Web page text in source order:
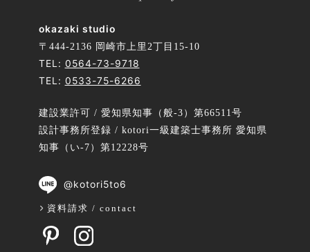
okazaki studio
〒444-2136 岡崎市上里2丁目15-10
TEL: 0564-73-9718
TEL: 0533-75-6266
建設業許可 / 愛知県知事（般-3）第66511号
設計事務所登録 / kotori一級建築士事務所 愛知県
知事（い-7）第12228号
@kotori5to6
資料請求 / contact